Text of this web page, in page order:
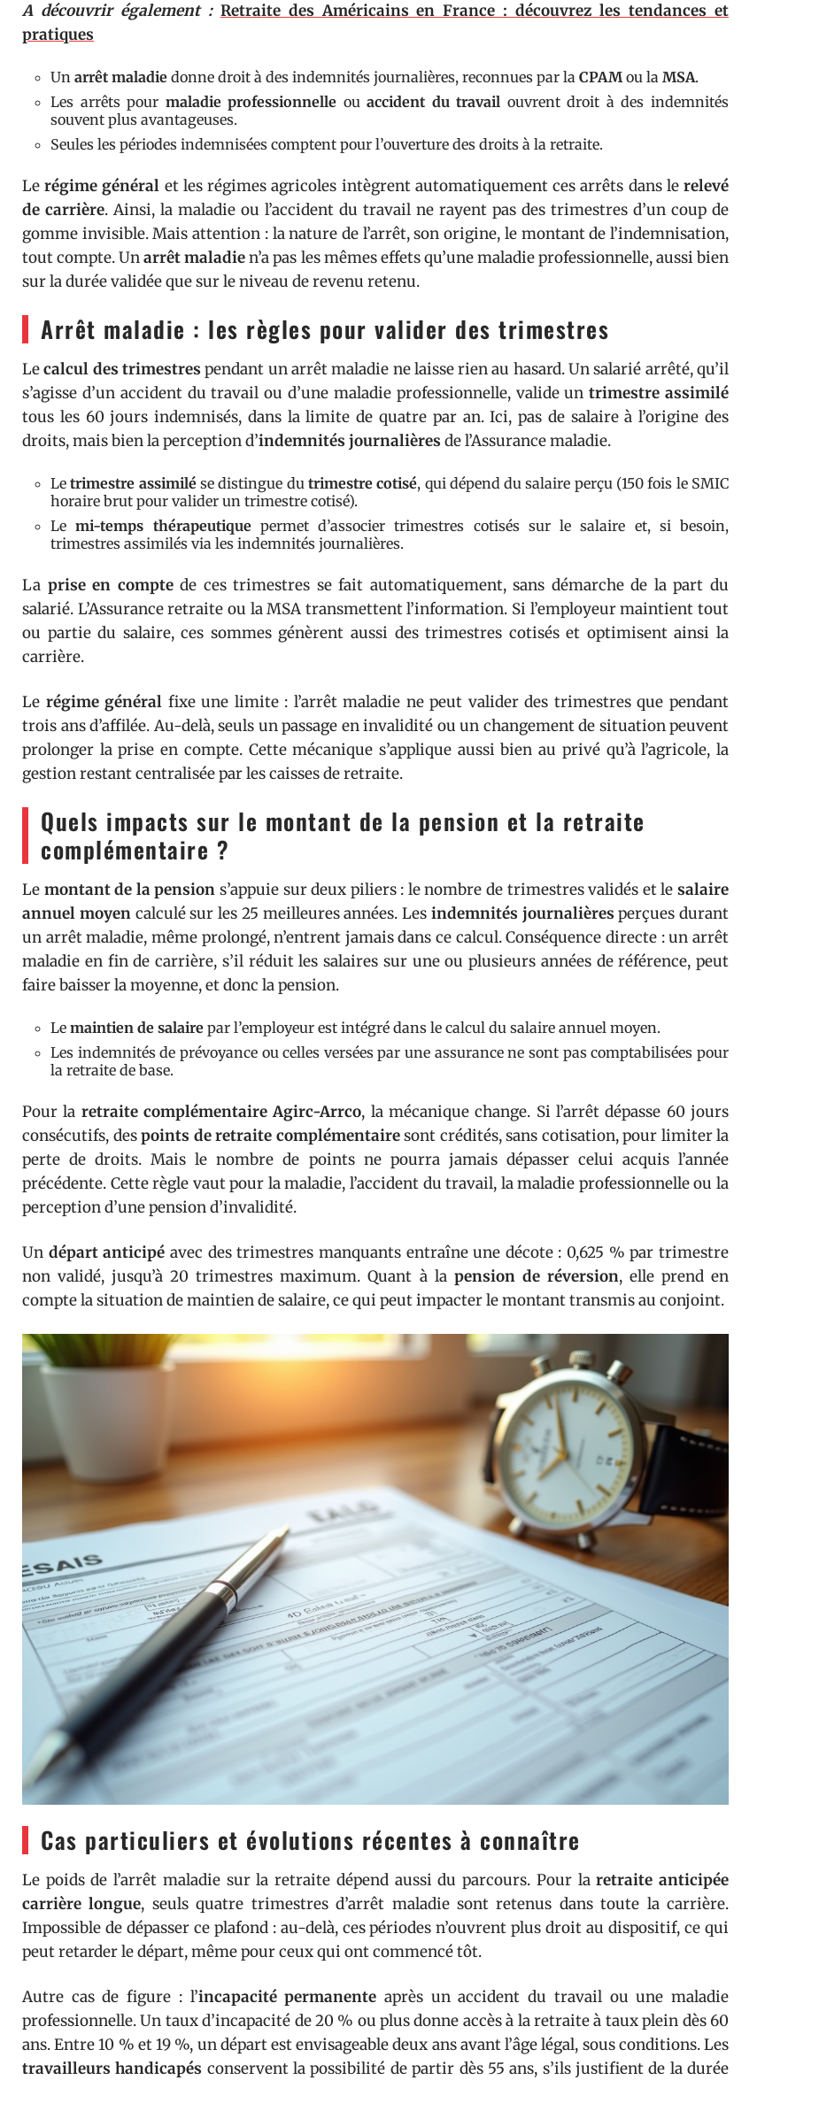
A découvrir également : Retraite des Américains en France : découvrez les tendances et
pratiques
Un arrêt maladie donne droit à des indemnités journalières, reconnues par la CPAMou la MSA.
Les arrêts pour maladie professionnelle ouaccident du travail ouvrent droit à des indemnités
souvent plus avantageuses.
Seules les périodes indemnisées comptent pour l’ouverture des droits à la retraite.
Lerégime général et les régimes agricoles intègrent automatiquement ces arrêts dans lerelevé
de carrière. Ainsi, la maladie ou l’accident du travail ne rayent pas des trimestres d’un coup de
gomme invisible. Mais attention : la nature de l’arrêt, son origine, le montant de l’indemnisation,
tout compte. Unarrêt maladien’a pas les mêmes effets qu’une maladie professionnelle, aussi bien
sur la durée validée que sur le niveau de revenu retenu.
Arrêt maladie : les règles pour valider des trimestres
Lecalcul des trimestres pendant un arrêt maladie ne laisse rien au hasard. Un salarié arrêté, qu’il
s’agisse d’un accident du travail ou d’une maladie professionnelle, valide untrimestre assimilé
tous les 60 jours indemnisés, dans la limite de quatre par an. Ici, pas de salaire à l’origine des
droits, mais bien la perception d’indemnités journalières de l’Assurance maladie.
Letrimestre assimilése distingue du trimestre cotisé, qui dépend du salaire perçu (150 fois le SMIC
horaire brut pour valider un trimestre cotisé).
Lemi-temps thérapeutiquepermet d’associer trimestres cotisés sur le salaire et, si besoin,
trimestres assimilés via les indemnités journalières.
La prise en comptede ces trimestres se fait automatiquement, sans démarche de la part du
salarié. L’Assurance retraite ou la MSA transmettent l’information. Si l’employeur maintient tout
ou partie du salaire, ces sommes génèrent aussi des trimestres cotisés et optimisent ainsi la
carrière.
Le régime général fixe une limite : l’arrêt maladie ne peut valider des trimestres que pendant
trois ans d’affilée. Au-delà, seuls un passage en invalidité ou un changement de situation peuvent
prolonger la prise en compte. Cette mécanique s’applique aussi bien au privé qu’à l’agricole, la
gestion restant centralisée par les caisses de retraite.
Quels impacts sur le montant de la pension et la retraite
complémentaire ?
Le montant de la pension s’appuie sur deux piliers : le nombre de trimestres validés et lesalaire
annuel moyencalculé sur les 25 meilleures années. Les indemnités journalières perçues durant
un arrêt maladie, même prolongé, n’entrent jamais dans ce calcul. Conséquence directe : un arrêt
maladie en fin de carrière, s’il réduit les salaires sur une ou plusieurs années de référence, peut
faire baisser la moyenne, et donc la pension.
Le maintien de salaire par l’employeur est intégré dans le calcul du salaire annuel moyen.
Les indemnités de prévoyance ou celles versées par une assurance ne sont pas comptabilisées pour
la retraite de base.
Pour la retraite complémentaire Agirc-Arrco, la mécanique change. Si l’arrêt dépasse 60 jours
consécutifs, despoints de retraite complémentairesont crédités, sans cotisation, pour limiter la
perte de droits. Mais le nombre de points ne pourra jamais dépasser celui acquis l’année
précédente. Cette règle vaut pour la maladie, l’accident du travail, la maladie professionnelle ou la
perception d’une pension d’invalidité.
Un départ anticipé avec des trimestres manquants entraîne une décote : 0,625 % par trimestre
non validé, jusqu’à 20 trimestres maximum. Quant à la pension de réversion, elle prend en
compte la situation de maintien de salaire, ce qui peut impacter le montant transmis au conjoint.
Cas particuliers et évolutions récentes à connaître
Le poids de l’arrêt maladie sur la retraite dépend aussi du parcours. Pour laretraite anticipée
carrière longue, seuls quatre trimestres d’arrêt maladie sont retenus dans toute la carrière.
Impossible de dépasser ce plafond : au-delà, ces périodes n’ouvrent plus droit au dispositif, ce qui
peut retarder le départ, même pour ceux qui ont commencé tôt.
Autre cas de figure : l’incapacité permanente après un accident du travail ou une maladie
professionnelle. Un taux d’incapacité de 20 % ou plus donne accès à la retraite à taux plein dès 60
ans. Entre 10 % et 19 %, un départ est envisageable deux ans avant l’âge légal, sous conditions. Les
travailleurs handicapés conservent la possibilité de partir dès 55 ans, s’ils justifient de la durée